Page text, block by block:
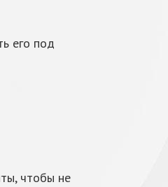
его под
чтобы не